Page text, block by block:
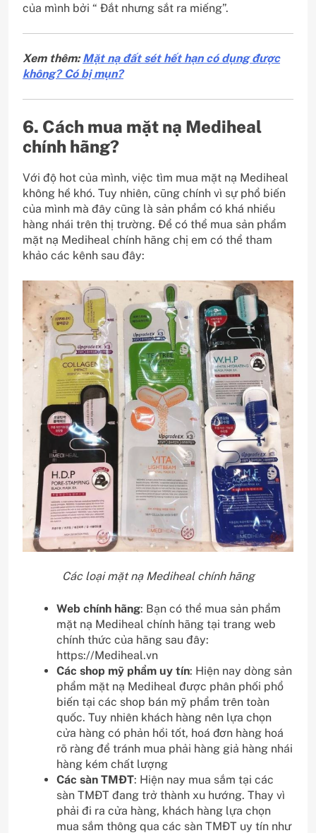
của mình bởi “ Đắt nhưng sắt ra miếng”.
Xem thêm:Mặt nạ đất sét hết hạn có dụng được
không? Có bị mụn?
6. Cách mua mặt nạ Mediheal
chính hãng?
Với độ hot của mình, việc tìm mua mặt nạ Mediheal
không hề khó. Tuy nhiên, cũng chính vì sự phổ biến
của mình mà đây cũng là sản phẩm có khá nhiều
hàng nhái trên thị trường. Để có thể mua sản phẩm
mặt nạ Mediheal chính hãng chị em có thể tham
khảo các kênh sau đây:
Các loại mặt nạ Mediheal chính hãng
Web chính hãng: Bạn có thể mua sản phẩm
mặt nạ Mediheal chính hãng tại trang web
chính thức của hãng sau đây:
https://Mediheal.vn
Các shop mỹ phẩm uy tín: Hiện nay dòng sản
phẩm mặt nạ Mediheal được phân phối phổ
biến tại các shop bán mỹ phẩm trên toàn
quốc. Tuy nhiên khách hàng nên lựa chọn
cửa hàng có phản hồi tốt, hoá đơn hàng hoá
rõ ràng để tránh mua phải hàng giả hàng nhái
hàng kém chất lượng
Các sàn TMĐT: Hiện nay mua sắm tại các
sàn TMĐT đang trở thành xu hướng. Thay vì
phải đi ra cửa hàng, khách hàng lựa chọn
mua sắm thông qua các sàn TMĐT uy tín như